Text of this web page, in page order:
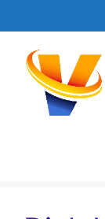
đến
dung